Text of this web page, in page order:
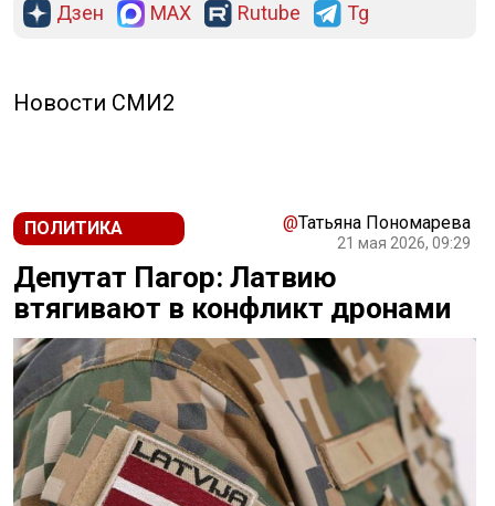
Дзен MAX Rutube Tg
Новости СМИ2
ПОЛИТИКА @Татьяна Пономарева
21 мая 2026, 09:29
Депутат Пагор: Латвию
втягивают в конфликт дронами